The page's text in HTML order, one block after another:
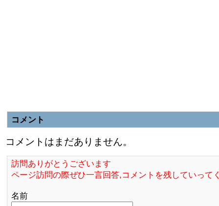
コメント
コメントはまだありません。
訪問ありがとうございます
ページ訪問の際ぜひ一言回答,コメントを残していって
名前